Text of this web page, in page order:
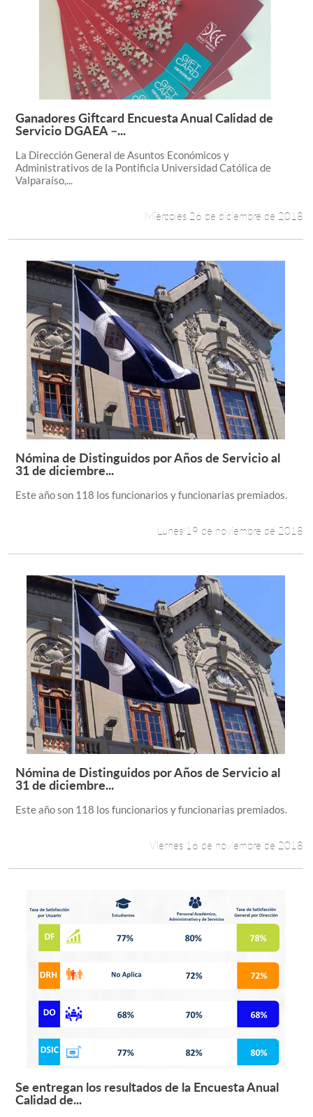
Leer más +
Ganadores Giftcard Encuesta Anual Calidad de
Servicio DGAEA –...
La Dirección General de Asuntos Económicos y
Administrativos de la Pontificia Universidad Católica de
Valparaíso,...
Miércoles 26 de diciembre de 2018
Leer más +
Nómina de Distinguidos por Años de Servicio al
31 de diciembre...
Este año son 118 los funcionarios y funcionarias premiados.
Lunes 19 de noviembre de 2018
Leer más +
Nómina de Distinguidos por Años de Servicio al
31 de diciembre...
Este año son 118 los funcionarios y funcionarias premiados.
Viernes 16 de noviembre de 2018
Leer más +
Se entregan los resultados de la Encuesta Anual
Calidad de...